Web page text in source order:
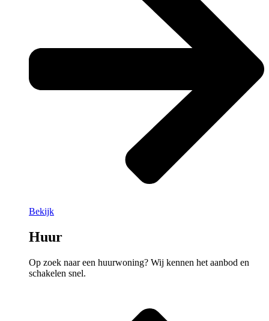
Bekijk
Huur
Op zoek naar een huurwoning? Wij kennen het aanbod en
schakelen snel.